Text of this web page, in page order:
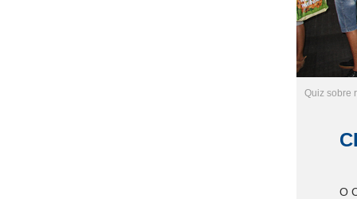
Quiz sobre
O